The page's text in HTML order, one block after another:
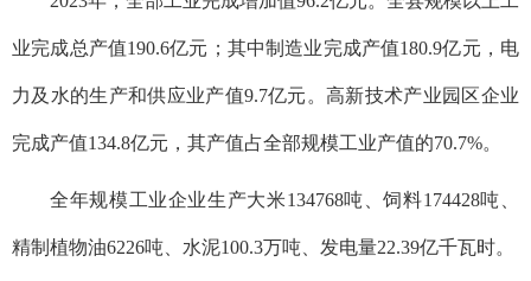
业完成总产值190.6亿元；其中制造业完成产值180.9亿元，电
力及水的生产和供应业产值9.7亿元。高新技术产业园区企业
完成产值134.8亿元，其产值占全部规模工业产值的70.7%。
全年规模工业企业生产大米134768吨、饲料174428吨、
精制植物油6226吨、水泥100.3万吨、发电量22.39亿千瓦时。